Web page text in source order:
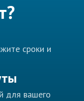
сроки и
для вашего